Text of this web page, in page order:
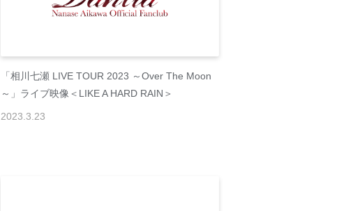
「相川七瀬 LIVE TOUR 2023 ～Over The Moon
～」ライブ映像＜LIKE A HARD RAIN＞
2023 3 23